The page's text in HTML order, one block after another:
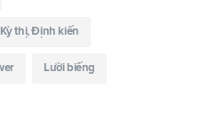
Kỳ thị, Định kiến
Lười biếng